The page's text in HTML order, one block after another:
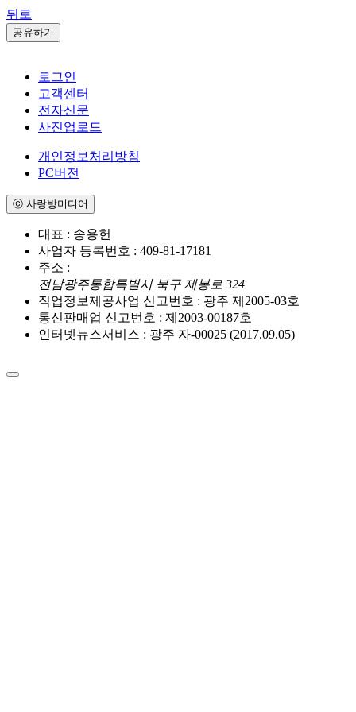
뒤로
공유하기
로그인
고객센터
전자신문
사진업로드
개인정보처리방침
PC버전
ⓒ 사랑방미디어
대표 : 송용헌
사업자 등록번호 : 409-81-17181
주소 :
전남광주통합특별시 북구 제봉로 324
직업정보제공사업 신고번호 : 광주 제2005-03호
통신판매업 신고번호 : 제2003-00187호
인터넷뉴스서비스 : 광주 자-00025 (2017.09.05)